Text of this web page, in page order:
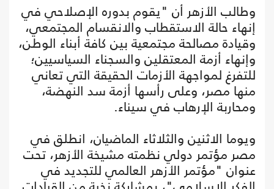
وطالب الأزهر أن "يقوم بدوره الإصلاحي في
إنهاء حالة الاستقطاب والانقسام المجتمعي،
وقيادة مصالحة مجتمعية بين كافة أبناء الوطن،
وإنهاء أزمة المعتقلين والسجناء السياسيين؛
للتفرغ لمواجهة الأزمات الحقيقة التي تعاني
منها مصر، وعلى رأسها أزمة سد النهضة،
ومحاربة الإرهاب في سيناء.
ويوما الاثنين والثلاثاء الماضيان، انطلق في
مصر مؤتمر دولي نظمته مشيخة الأزهر، تحت
عنوان "مؤتمر الأزهر العالمي للتجديد في